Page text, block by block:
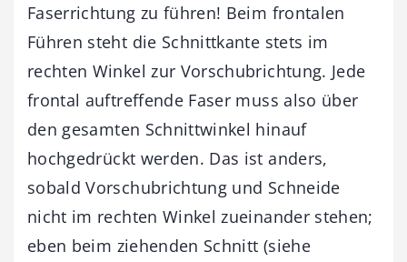
Faserrichtung zu führen! Beim frontalen
Führen steht die Schnittkante stets im
rechten Winkel zur Vorschubrichtung. Jede
frontal auftreffende Faser muss also über
den gesamten Schnittwinkel hinauf
hochgedrückt werden. Das ist anders,
sobald Vorschubrichtung und Schneide
nicht im rechten Winkel zueinander stehen;
eben beim ziehenden Schnitt (siehe